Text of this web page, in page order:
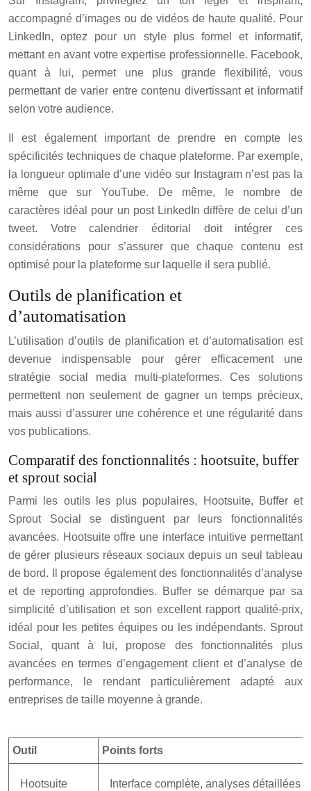
accompagné d’images ou de vidéos de haute qualité. Pour
LinkedIn, optez pour un style plus formel et informatif,
mettant en avant votre expertise professionnelle. Facebook,
quant à lui, permet une plus grande flexibilité, vous
permettant de varier entre contenu divertissant et informatif
selon votre audience.
Il est également important de prendre en compte les
spécificités techniques de chaque plateforme. Par exemple,
la longueur optimale d’une vidéo sur Instagram n’est pas la
même que sur YouTube. De même, le nombre de
caractères idéal pour un post LinkedIn diffère de celui d’un
tweet. Votre calendrier éditorial doit intégrer ces
considérations pour s’assurer que chaque contenu est
optimisé pour la plateforme sur laquelle il sera publié.
Outils de planification et
d’automatisation
L’utilisation d’outils de planification et d’automatisation est
devenue indispensable pour gérer efficacement une
stratégie social media multi-plateformes. Ces solutions
permettent non seulement de gagner un temps précieux,
mais aussi d’assurer une cohérence et une régularité dans
vos publications.
Comparatif des fonctionnalités : hootsuite, buffer
et sprout social
Parmi les outils les plus populaires, Hootsuite, Buffer et
Sprout Social se distinguent par leurs fonctionnalités
avancées. Hootsuite offre une interface intuitive permettant
de gérer plusieurs réseaux sociaux depuis un seul tableau
de bord. Il propose également des fonctionnalités d’analyse
et de reporting approfondies. Buffer se démarque par sa
simplicité d’utilisation et son excellent rapport qualité-prix,
idéal pour les petites équipes ou les indépendants. Sprout
Social, quant à lui, propose des fonctionnalités plus
avancées en termes d’engagement client et d’analyse de
performance, le rendant particulièrement adapté aux
entreprises de taille moyenne à grande.
Outil Points forts
Hootsuite Interface complète, analyses détaillées